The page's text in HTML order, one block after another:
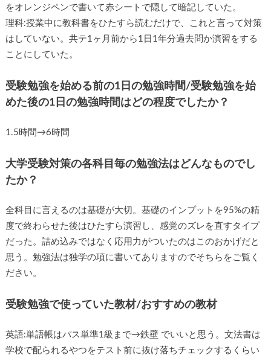
をオレンジペンで書いて赤シートで隠して暗記していた。
理科:授業中に教科書をひたすら読むだけで、これと言って対策
はしていない。共テ1ヶ月前から1日1年分過去問か演習をする
ことにしていた。
受験勉強を始める前の1日の勉強時間/受験勉強を始
めた後の1日の勉強時間はどの程度でしたか？
1.5時間→6時間
大学受験対策の各科目毎の勉強法はどんなものでし
たか？
全科目に言えるのは基礎が大切。基礎のインプットを95%の精
度で終わらせた後はひたすら演習し、感覚のズレを直すタイプ
だった。詰め込みではなく応用力がついたのはこのおかげだと
思う。勉強法は独学の項に書いてありますのでそちらをご覧く
ださい。
受験勉強で使っていた教材/おすすめの教材
英語:単語帳はパス単準1級まで→鉄壁 でいいと思う。文法書は
学校で配られるやつをテスト前に抜け落ちチェックするくらい